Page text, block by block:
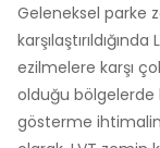
Geleneksel parke
ezilmelere karşı
olduğu bölgelerde
gösterme